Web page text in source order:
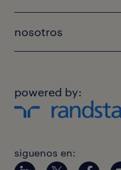
nosotros
powered by:
siguenos en: